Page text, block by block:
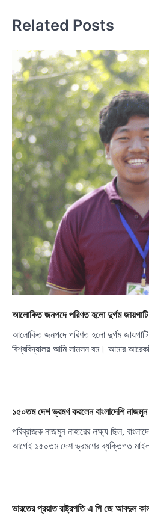
Related Posts
আলোকিত জনপদে পরিণত হলো দুর্গম জায়গাটি
আলোকিত জনপদে পরিণত হলো দুর্গম জায়গাটি
বিশ্ববিদ্যালয় আমি সামসন বম। আমার
১৫০তম দেশ ভ্রমণ করলেন বাংলাদেশি নাজমুন
পরিব্রাজক নাজমুন নাহারের লক্ষ্য ছিল,
আগেই ১৫০তম দেশ ভ্রমণের ব্যক্তিগত
ভারতের প্রয়াত রাষ্ট্রপতি এ পি জে আবদুল